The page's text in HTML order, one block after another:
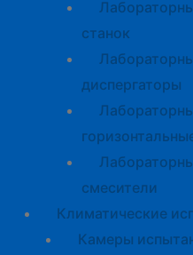
станок
диспергаторы
смесители
Климатические
Камеры